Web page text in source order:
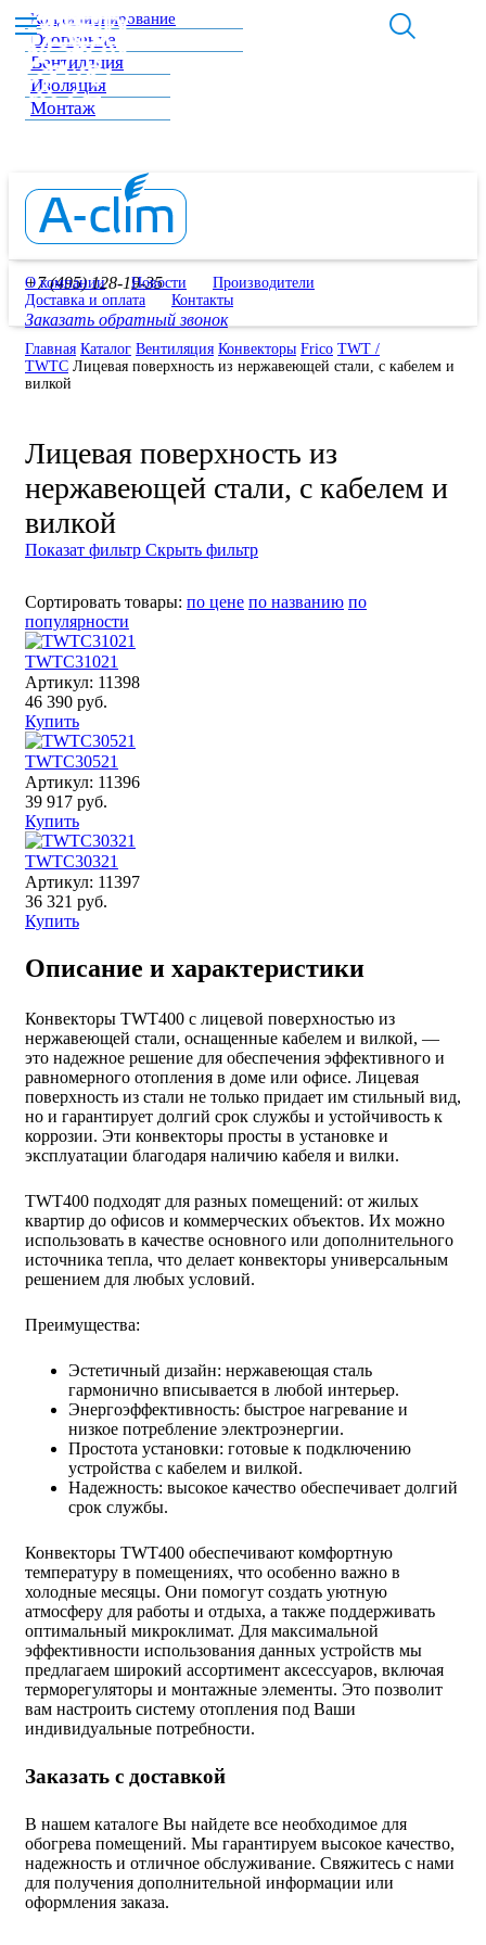
Кондиционирование
Отопление
Вентиляция
Изоляция
Монтаж
+7 (495) 128-19-35
Заказать обратный звонок
О компании Новости
Производители
Доставка и оплата
Контакты
Главная Каталог Вентиляция Конвекторы Frico TWT /
TWTC Лицевая поверхность из нержавеющей стали, с кабелем и
вилкой
Лицевая поверхность из
нержавеющей стали, с кабелем и
вилкой
Показат фильтр Скрыть фильтр
Сортировать товары: по цене по названию по
популярности
TWTC31021
Артикул: 11398
46 390 руб.
Купить
TWTC30521
Артикул: 11396
39 917 руб.
Купить
TWTC30321
Артикул: 11397
36 321 руб.
Купить
Описание и характеристики
Конвекторы TWT400 с лицевой поверхностью из
нержавеющей стали, оснащенные кабелем и вилкой, —
это надежное решение для обеспечения эффективного и
равномерного отопления в доме или офисе. Лицевая
поверхность из стали не только придает им стильный вид,
но и гарантирует долгий срок службы и устойчивость к
коррозии. Эти конвекторы просты в установке и
эксплуатации благодаря наличию кабеля и вилки.
TWT400 подходят для разных помещений: от жилых
квартир до офисов и коммерческих объектов. Их можно
использовать в качестве основного или дополнительного
источника тепла, что делает конвекторы универсальным
решением для любых условий.
Преимущества:
Эстетичный дизайн: нержавеющая сталь
гармонично вписывается в любой интерьер.
Энергоэффективность: быстрое нагревание и
низкое потребление электроэнергии.
Простота установки: готовые к подключению
устройства с кабелем и вилкой.
Надежность: высокое качество обеспечивает долгий
срок службы.
Конвекторы TWT400 обеспечивают комфортную
температуру в помещениях, что особенно важно в
холодные месяцы. Они помогут создать уютную
атмосферу для работы и отдыха, а также поддерживать
оптимальный микроклимат. Для максимальной
эффективности использования данных устройств мы
предлагаем широкий ассортимент аксессуаров, включая
терморегуляторы и монтажные элементы. Это позволит
вам настроить систему отопления под Ваши
индивидуальные потребности.
Заказать с доставкой
В нашем каталоге Вы найдете все необходимое для
обогрева помещений. Мы гарантируем высокое качество,
надежность и отличное обслуживание. Свяжитесь с нами
для получения дополнительной информации или
оформления заказа.